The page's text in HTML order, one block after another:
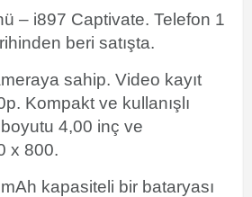
– i897 Captivate. Telefon 1
beri satışta.
sahip. Video kayıt
Kompakt ve kullanışlı
4,00 inç ve
x 800.
kapasiteli bir bataryası